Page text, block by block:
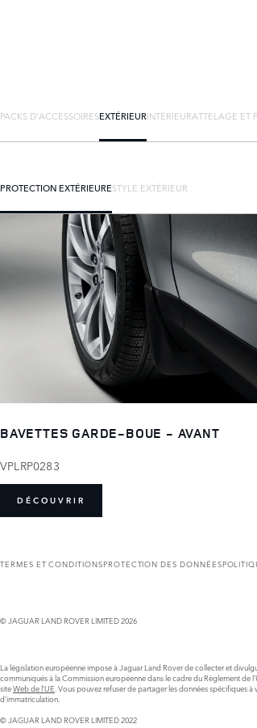
PACKS D'ACCESSOIRESEXTÉRIEURINTÉRIEURATTELAGE ET
PROTECTION EXTÉRIEURESTYLE EXTÉRIEUR
BAVETTES GARDE-BOUE - AVANT
VPLRP0283
DÉCOUVRIR
TERMES ET CONDITIONSPROTECTION DES DONNÉES
© JAGUAR LAND ROVER LIMITED 2026
La législation européenne impose à Jaguar Land Rover de collecter et
communiqués à la Commission européenne dans le cadre du Règlement de
siteWeb de l’UE . Vous pouvez refuser de partager les données spécifiques
d’immatriculation.
© JAGUAR LAND ROVER LIMITED 2022